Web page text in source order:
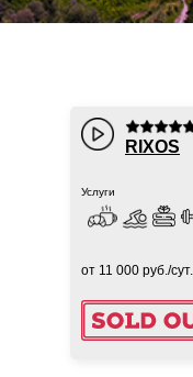
RIXOS
Услуги
от 11 000 руб./сут.